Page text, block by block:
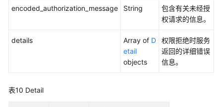
encoded_authorization_message String
包含有关未经授
权请求的信息。
details Array of D
etail
objects
权限拒绝时服务
返回的详细错误
信息。
表10 Detail